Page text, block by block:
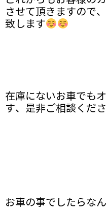
させて頂きますので
致します
在庫にないお車でも
す、是非ご相談くだ
お車の事でしたらな